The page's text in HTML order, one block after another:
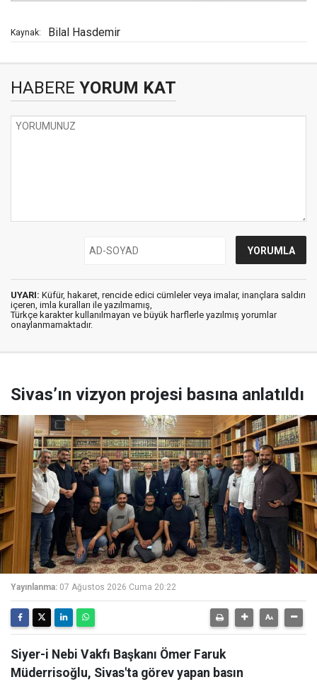
Kaynak: Bilal Hasdemir
HABERE YORUM KAT
UYARI: Küfür, hakaret, rencide edici cümleler veya imalar, inançlara saldırı
içeren, imla kuralları ile yazılmamış,
Türkçe karakter kullanılmayan ve büyük harflerle yazılmış yorumlar
onaylanmamaktadır.
Sivas’ın vizyon projesi basına anlatıldı
Yayınlanma: 07 Ağustos 2026 Cuma 20:22
Siyer-i Nebi Vakfı Başkanı Ömer Faruk
Müderrisoğlu, Sivas'ta görev yapan basın